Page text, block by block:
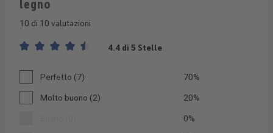
legno
10 di 10 valutazioni
4.4 di 5 Stelle
Perfetto (7) 70%
Molto buono (2) 20%
0%